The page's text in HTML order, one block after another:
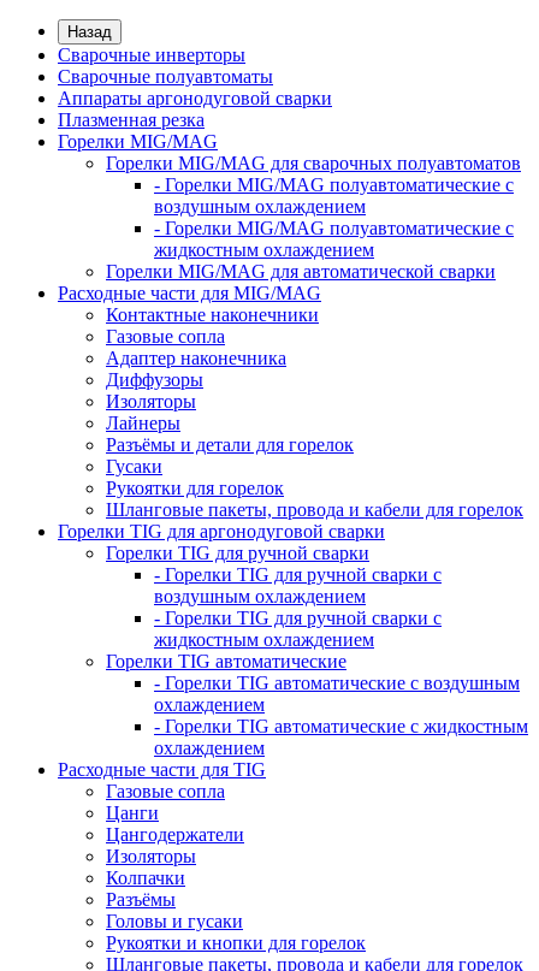
Назад
Сварочные инверторы
Сварочные полуавтоматы
Аппараты аргонодуговой сварки
Плазменная резка
Горелки MIG/MAG
Горелки MIG/MAG для сварочных полуавтоматов
- Горелки MIG/MAG полуавтоматические с
воздушным охлаждением
- Горелки MIG/MAG полуавтоматические с
жидкостным охлаждением
Горелки MIG/MAG для автоматической сварки
Расходные части для MIG/MAG
Контактные наконечники
Газовые сопла
Адаптер наконечника
Диффузоры
Изоляторы
Лайнеры
Разъёмы и детали для горелок
Гусаки
Рукоятки для горелок
Шланговые пакеты, провода и кабели для горелок
Горелки TIG для аргонодуговой сварки
Горелки TIG для ручной сварки
- Горелки TIG для ручной сварки с
воздушным охлаждением
- Горелки TIG для ручной сварки с
жидкостным охлаждением
Горелки TIG автоматические
- Горелки TIG автоматические с воздушным
охлаждением
- Горелки TIG автоматические с жидкостным
охлаждением
Расходные части для TIG
Газовые сопла
Цанги
Цангодержатели
Изоляторы
Колпачки
Разъёмы
Головы и гусаки
Рукоятки и кнопки для горелок
Шланговые пакеты, провода и кабели для горелок